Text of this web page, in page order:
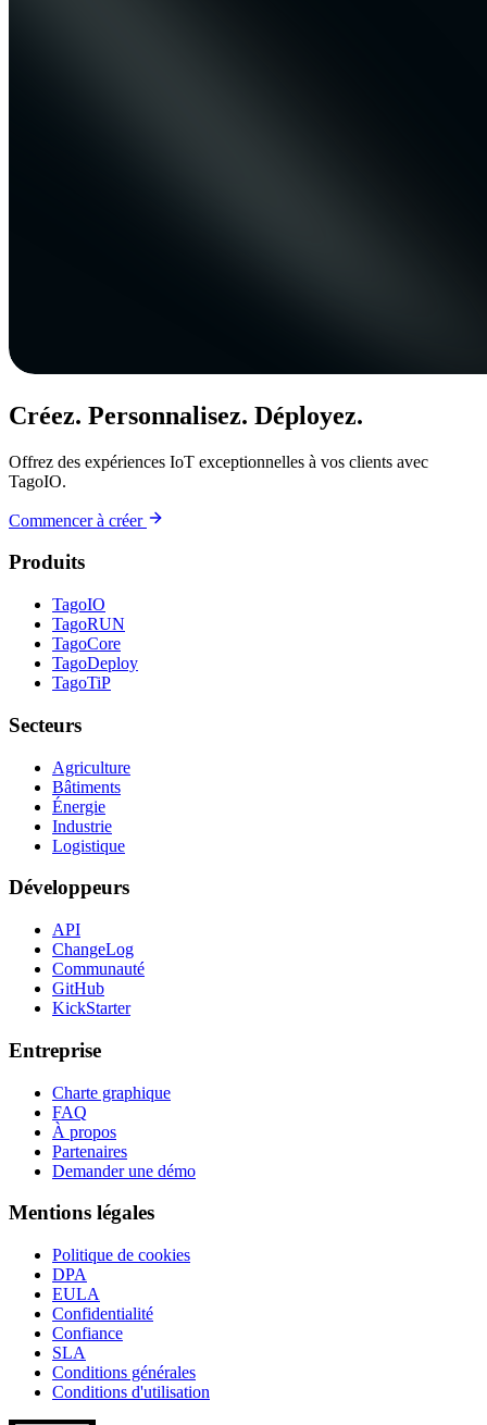
Créez. Personnalisez. Déployez.
Offrez des expériences IoT exceptionnelles à vos clients avec
TagoIO.
Commencer à créer
Produits
TagoIO
TagoRUN
TagoCore
TagoDeploy
TagoTiP
Secteurs
Agriculture
Bâtiments
Énergie
Industrie
Logistique
Développeurs
API
ChangeLog
Communauté
GitHub
KickStarter
Entreprise
Charte graphique
FAQ
À propos
Partenaires
Demander une démo
Mentions légales
Politique de cookies
DPA
EULA
Confidentialité
Confiance
SLA
Conditions générales
Conditions d'utilisation